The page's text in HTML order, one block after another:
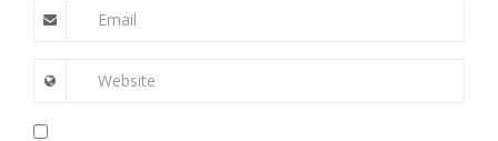
Email
Website